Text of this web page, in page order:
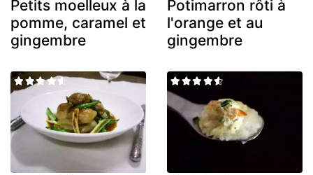
Petits moelleux à la
pomme, caramel et
gingembre
Potimarron rôti à
l'orange et au
gingembre